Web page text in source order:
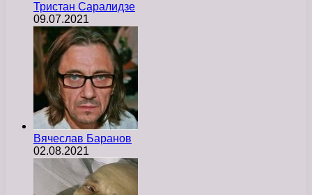
Тристан Саралидзе
09.07.2021
Вячеслав Баранов
02.08.2021